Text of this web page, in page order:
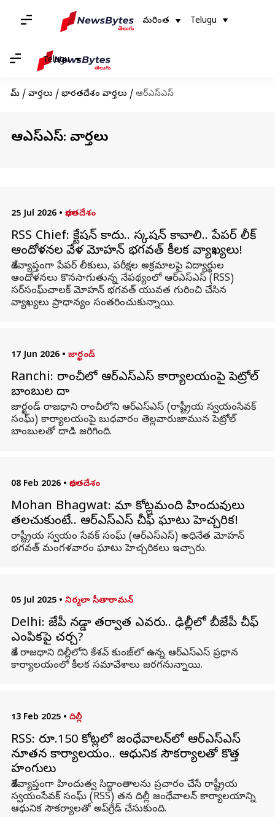
మరింత Telugu
Telugu
హోమ్ / వార్తలు / భారతదేశం వార్తలు / ఆర్ఎస్ఎస్
ఆర్ఎస్ఎస్: వార్తలు
25 Jul 2026 • భారతదేశం
RSS Chief: డిక్టేషన్ కాదు.. డిస్కషన్ కావాలి.. పేపర్ లీక్
ఆందోళనల వేళ మోహన్ భగవత్ కీలక వ్యాఖ్యలు!
దేశవ్యాప్తంగా పేపర్ లీకులు, పరీక్షల అక్రమాలపై విద్యార్థుల
ఆందోళనలు కొనసాగుతున్న నేపథ్యంలో ఆర్ఎస్ఎస్ (RSS)
సర్‌సంఘ్‌చాలక్ మోహన్ భగవత్ యువత గురించి చేసిన
వ్యాఖ్యలు ప్రాధాన్యం సంతరించుకున్నాయి.
17 Jun 2026 • జార్ఖండ్
Ranchi: రాంచీలో ఆర్‌ఎస్‌ఎస్ కార్యాలయంపై పెట్రోల్
బాంబుల దాడి
జార్ఖండ్ రాజధాని రాంచీలోని ఆర్‌ఎస్‌ఎస్ (రాష్ట్రీయ స్వయంసేవక్
సంఘ్) కార్యాలయంపై బుధవారం తెల్లవారుజామున పెట్రోల్
బాంబులతో దాడి జరిగింది.
08 Feb 2026 • భారతదేశం
Mohan Bhagwat: మా కోట్లమంది హిందువులు
తలచుకుంటే.. ఆర్ఎస్ఎస్ చీఫ్ ఘాటు హెచ్చరిక!
రాష్ట్రీయ స్వయం సేవక్ సంఘ్ (ఆర్‌ఎస్‌ఎస్ ) అధినేత మోహన్
భగవత్ మంగళవారం ఘాటు హెచ్చరికలు ఇచ్చారు.
05 Jul 2025 • నిర్మలా సీతారామన్
Delhi: జేపీ నడ్డా తర్వాత ఎవరు.. ఢిల్లీలో బీజేపీ చీఫ్
ఎంపికపై చర్చ?
దేశ రాజధాని దిల్లీలోని కేశవ్ కుంజ్‌లో ఉన్న ఆర్‌ఎస్‌ఎస్ ప్రధాన
కార్యాలయంలో కీలక సమావేశాలు జరగనున్నాయి.
13 Feb 2025 • దిల్లీ
RSS: రూ.150 కోట్లలో జంధేవాలన్‌లో ఆర్ఎస్ఎస్
నూతన కార్యాలయం.. ఆధునిక సౌకర్యాలతో కొత్త
హంగులు
దేశవ్యాప్తంగా హిందుత్వ సిద్ధాంతాలను ప్రచారం చేసే రాష్ట్రీయ
స్వయంసేవక్ సంఘ్ (RSS) తన దిల్లీ జంధేవాలన్ కార్యాలయాన్ని
ఆధునిక సౌకర్యాలతో అప్‌గ్రేడ్ చేసుకుంది.